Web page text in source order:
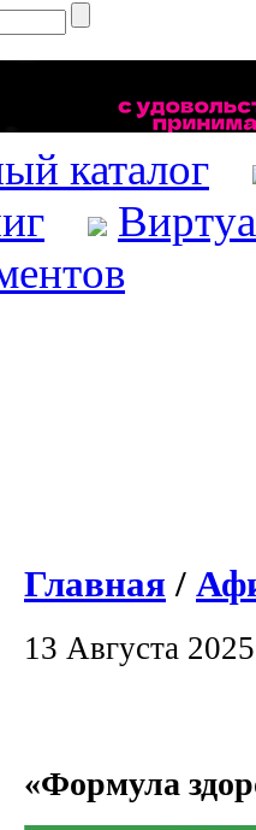
каталог
Главная /
13 Августа 2025
«Формула